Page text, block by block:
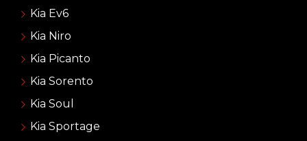
Kia Ev6
Kia Niro
Kia Picanto
Kia Sorento
Kia Soul
Kia Sportage